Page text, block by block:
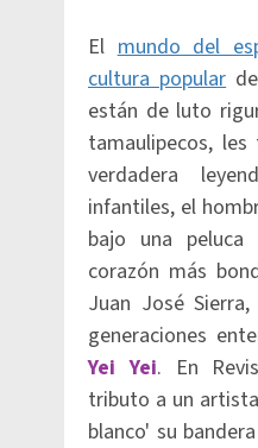
Elmundo del
cultura popular
están de luto
tamaulipecos,
verdadera
infantiles, el
bajo una
corazón más
Juan José
generaciones
Yei Yei. En
tributo a un
blanco' su